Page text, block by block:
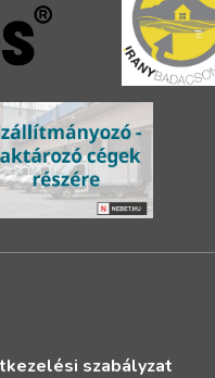
szabályzat